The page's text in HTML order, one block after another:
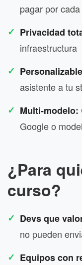
pagar por
Privacidad
infraestructura
asistente a tu
Multi-modelo:
Google o
¿Para
curso?
Devs que
no pueden
Equipos con